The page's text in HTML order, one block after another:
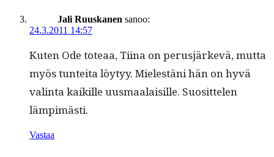
Jali Ruuskanen sanoo:
24.3.2011 14:57
Kuten Ode toteaa, Tiina on perusjärkevä, mut­ta
myös tun­tei­ta löy­tyy. Mielestäni hän on hyvä
val­in­ta kaikille uus­maalaisille. Suosit­te­len
lämpimästi.
Vastaa